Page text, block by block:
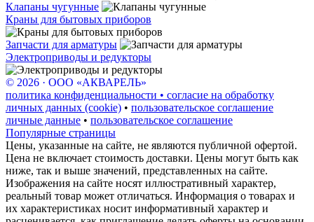
Клапаны чугунные
Краны для бытовых приборов
Запчасти для арматуры
Электроприводы и редукторы
© 2026 · ООО «АКВАРЕЛЬ»
политика конфиденциальности • согласие на обработку
личных данных (cookie) • пользовательское соглашение
личные данные • пользовательское соглашение
Популярные страницы
Цены, указанные на сайте, не являются публичной офертой.
Цена не включает стоимость доставки. Цены могут быть как
ниже, так и выше значений, представленных на сайте.
Изображения на сайте носят иллюстративный характер,
реальный товар может отличаться. Информация о товарах и
их характеристиках носит информативный характер и